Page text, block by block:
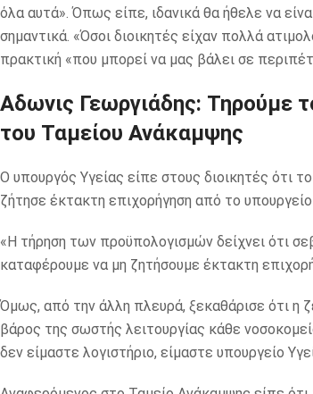
όλα αυτά». Όπως είπε, ιδανικά θα ήθελε να
σημαντικά. «Όσοι διοικητές είχαν πολλά
πρακτική «που μπορεί να μας βάλει σε
Αδωνις Γεωργιάδης: Τηρούμε
του Ταμείου Ανάκαμψης
Ο υπουργός Υγείας είπε στους διοικητές ότι
ζήτησε έκτακτη επιχορήγηση από το
«Η τήρηση των προϋπολογισμών δείχνει ότι
καταφέρουμε να μη ζητήσουμε έκτακτη
Όμως, από την άλλη πλευρά, ξεκαθάρισε ότι η
βάρος της σωστής λειτουργίας κάθε
δεν είμαστε λογιστήριο, είμαστε υπουργείο